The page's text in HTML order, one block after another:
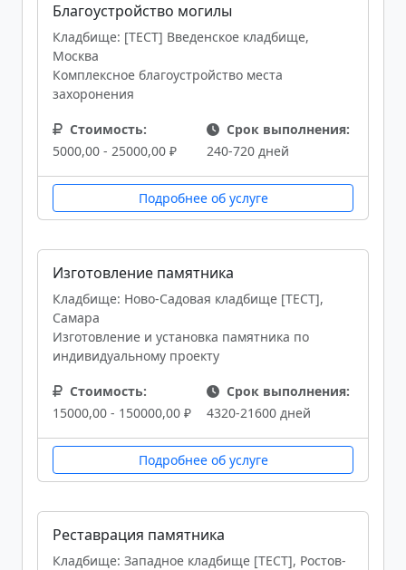
Благоустройство могилы
Кладбище: [ТЕСТ] Введенское кладбище,
Москва
Комплексное благоустройство места
захоронения
Стоимость:
5000,00 - 25000,00 ₽
Срок выполнения:
240-720 дней
Подробнее об услуге
Изготовление памятника
Кладбище: Ново-Садовая кладбище [ТЕСТ],
Самара
Изготовление и установка памятника по
индивидуальному проекту
Стоимость:
15000,00 - 150000,00 ₽
Срок выполнения:
4320-21600 дней
Подробнее об услуге
Реставрация памятника
Кладбище: Западное кладбище [ТЕСТ], Ростов-